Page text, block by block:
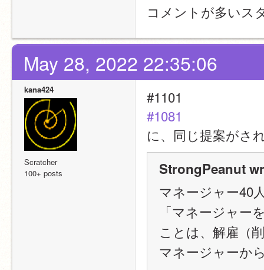
コメントが多いス
May 28, 2022 22:35:06
kana424
Scratcher
100+ posts
#1101
#1081
に、同じ提案がさ
StrongPeanut
マネージャー40
「マネージャー
ことは、解雇（
マネージャーか